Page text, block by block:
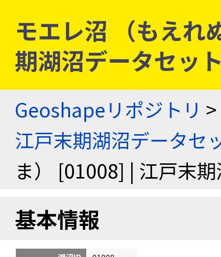
モエレ沼 （もえ
期湖沼データセッ
Geoshapeリポジトリ >
江戸末期湖沼データセ
ま） [01008] | 江戸末
基本情報